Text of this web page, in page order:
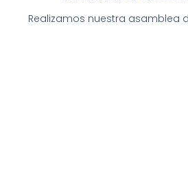
Realizamos nuestra asamblea